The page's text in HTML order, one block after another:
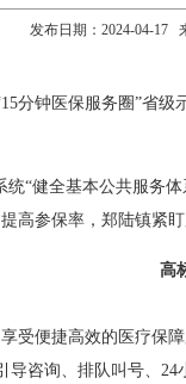
发布日期：2024-04-17
分钟医保服务圈”省
统“健全基本公共服务
高参保率，郑陆镇紧
高
受便捷高效的医疗保
咨询、排队叫号、